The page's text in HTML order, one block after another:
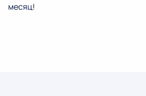
месяц!